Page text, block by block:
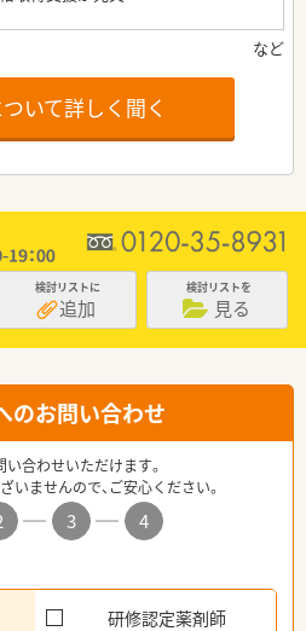
いて詳しく聞く
検討リストに
追加
検討リストを
見る
のお問い合わせ
合わせいただけます。
いませんので、ご安心ください。
3
4
研修認定薬剤師